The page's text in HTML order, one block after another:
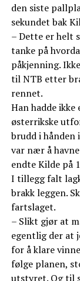
den siste
sekundet bak
– Dette er helt
tanke på
påkjenning.
til NTB etter
rennet.
Han hadde
østerrikske
brudd i hånden
var nær å
endte Kilde på
I tillegg falt
brakk leggen.
fartslaget.
– Slikt gjør at
egentlig der at
for å klare
følge planen,
utstyret. Og til